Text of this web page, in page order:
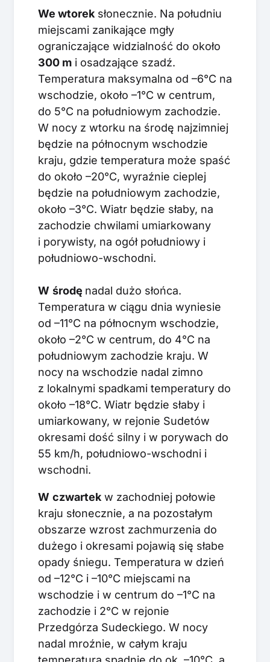
We wtorek słonecznie. Na południu
miejscami zanikające mgły
ograniczające widzialność do około
300 m i osadzające szadź.
Temperatura maksymalna od –6°C na
wschodzie, około –1°C w centrum,
do 5°C na południowym zachodzie.
W nocy z wtorku na środę najzimniej
będzie na północnym wschodzie
kraju, gdzie temperatura może spaść
do około –20°C, wyraźnie cieplej
będzie na południowym zachodzie,
około –3°C. Wiatr będzie słaby, na
zachodzie chwilami umiarkowany
i porywisty, na ogół południowy i
południowo-wschodni.
W środę nadal dużo słońca.
Temperatura w ciągu dnia wyniesie
od –11°C na północnym wschodzie,
około –2°C w centrum, do 4°C na
południowym zachodzie kraju. W
nocy na wschodzie nadal zimno
z lokalnymi spadkami temperatury do
około –18°C. Wiatr będzie słaby i
umiarkowany, w rejonie Sudetów
okresami dość silny i w porywach do
55 km/h, południowo-wschodni i
wschodni.
W czwartek w zachodniej połowie
kraju słonecznie, a na pozostałym
obszarze wzrost zachmurzenia do
dużego i okresami pojawią się słabe
opady śniegu. Temperatura w dzień
od –12°C i –10°C miejscami na
wschodzie i w centrum do –1°C na
zachodzie i 2°C w rejonie
Przedgórza Sudeckiego. W nocy
nadal mroźnie, w całym kraju